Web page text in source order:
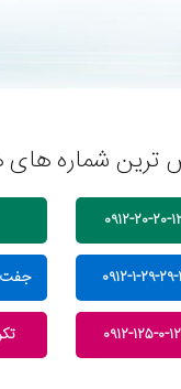
شماره های
جفت سه